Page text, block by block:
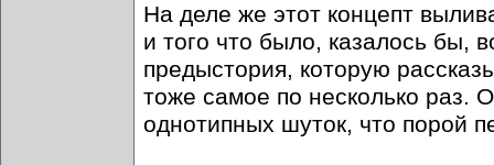
На деле же этот концепт
и того что было, казалось бы,
предыстория, которую
тоже самое по несколько раз.
однотипных шуток, что порой